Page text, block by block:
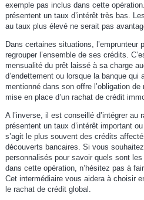
exemple pas inclus dans cette
présentent un taux d’intérêt très bas.
au taux plus élevé ne serait pas
Dans certaines situations, l’emprunteur
regrouper l’ensemble de ses crédits.
mensualité du prêt laissé à sa charge
d’endettement ou lorsque la banque
mentionné dans son offre l’obligation
mise en place d’un rachat de crédit
A l’inverse, il est conseillé d’intégrer
présentent un taux d’intérêt important
s’agit le plus souvent des crédits
découverts bancaires. Si vous
personnalisés pour savoir quels sont les
dans cette opération, n’hésitez pas à
Cet intermédiaire vous aidera à choisir
le rachat de crédit global.